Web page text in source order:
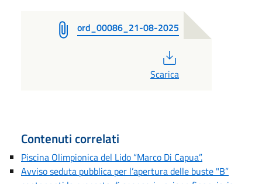
ord_00086_21-08-2025
Scarica
Contenuti correlati
Piscina Olimpionica del Lido “Marco Di Capua”.
Avviso seduta pubblica per l’apertura delle buste "B”